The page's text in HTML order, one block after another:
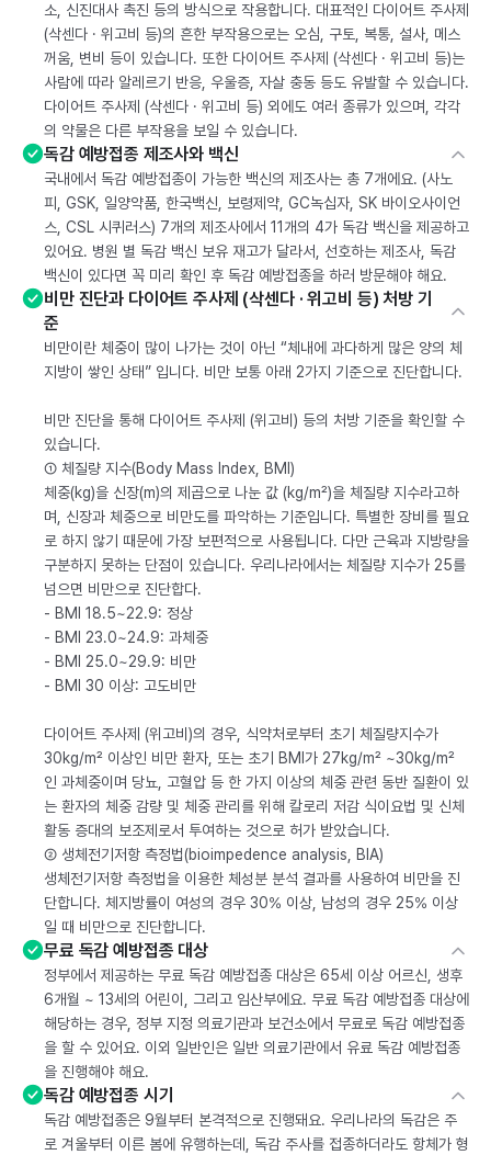
소, 신진대사 촉진 등의 방식으로 작용합니다. 대표적인 다이어트 주사제
(삭센다 · 위고비 등)의 흔한 부작용으로는 오심, 구토, 복통, 설사, 메스
꺼움, 변비 등이 있습니다. 또한 다이어트 주사제 (삭센다 · 위고비 등)는
사람에 따라 알레르기 반응, 우울증, 자살 충동 등도 유발할 수 있습니다.
다이어트 주사제 (삭센다 · 위고비 등) 외에도 여러 종류가 있으며, 각각
의 약물은 다른 부작용을 보일 수 있습니다.
독감 예방접종 제조사와 백신
국내에서 독감 예방접종이 가능한 백신의 제조사는 총 7개에요. (사노
피, GSK, 일양약품, 한국백신, 보령제약, GC녹십자, SK 바이오사이언
스, CSL 시퀴러스) 7개의 제조사에서 11개의 4가 독감 백신을 제공하고
있어요. 병원 별 독감 백신 보유 재고가 달라서, 선호하는 제조사, 독감
백신이 있다면 꼭 미리 확인 후 독감 예방접종을 하러 방문해야 해요.
비만 진단과 다이어트 주사제 (삭센다 · 위고비 등) 처방 기
준
비만이란 체중이 많이 나가는 것이 아닌 “체내에 과다하게 많은 양의 체
지방이 쌓인 상태” 입니다. 비만 보통 아래 2가지 기준으로 진단합니다.
비만 진단을 통해 다이어트 주사제 (위고비) 등의 처방 기준을 확인할 수
있습니다.
① 체질량 지수(Body Mass Index, BMI)
체중(kg)을 신장(m)의 제곱으로 나눈 값 (kg/m²)을 체질량 지수라고하
며, 신장과 체중으로 비만도를 파악하는 기준입니다. 특별한 장비를 필요
로 하지 않기 때문에 가장 보편적으로 사용됩니다. 다만 근육과 지방량을
구분하지 못하는 단점이 있습니다. 우리나라에서는 체질량 지수가 25를
넘으면 비만으로 진단합다.
- BMI 18.5~22.9: 정상
- BMI 23.0~24.9: 과체중
- BMI 25.0~29.9: 비만
- BMI 30 이상: 고도비만
다이어트 주사제 (위고비)의 경우, 식약처로부터 초기 체질량지수가
30kg/m² 이상인 비만 환자, 또는 초기 BMI가 27kg/m² ~30kg/m²
인 과체중이며 당뇨, 고혈압 등 한 가지 이상의 체중 관련 동반 질환이 있
는 환자의 체중 감량 및 체중 관리를 위해 칼로리 저감 식이요법 및 신체
활동 증대의 보조제로서 투여하는 것으로 허가 받았습니다.
② 생체전기저항 측정법(bioimpedence analysis, BIA)
생체전기저항 측정법을 이용한 체성분 분석 결과를 사용하여 비만을 진
단합니다. 체지방률이 여성의 경우 30% 이상, 남성의 경우 25% 이상
일 때 비만으로 진단합니다.
무료 독감 예방접종 대상
정부에서 제공하는 무료 독감 예방접종 대상은 65세 이상 어르신, 생후
6개월 ~ 13세의 어린이, 그리고 임산부에요. 무료 독감 예방접종 대상에
해당하는 경우, 정부 지정 의료기관과 보건소에서 무료로 독감 예방접종
을 할 수 있어요. 이외 일반인은 일반 의료기관에서 유료 독감 예방접종
을 진행해야 해요.
독감 예방접종 시기
독감 예방접종은 9월부터 본격적으로 진행돼요. 우리나라의 독감은 주
로 겨울부터 이른 봄에 유행하는데, 독감 주사를 접종하더라도 항체가 형